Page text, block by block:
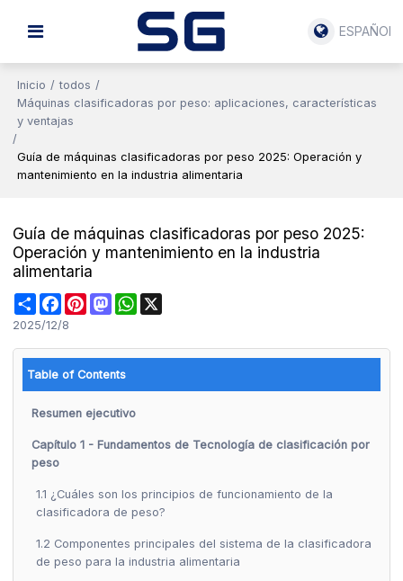
ESPAÑOL
Inicio / todos /
Máquinas clasificadoras por peso: aplicaciones, características
y ventajas
/
Guía de máquinas clasificadoras por peso 2025: Operación y
mantenimiento en la industria alimentaria
Guía de máquinas clasificadoras por peso 2025:
Operación y mantenimiento en la industria
alimentaria
ShareFacebookPinterestMastodonWhatsApp
2025/12/8
Table of Contents
Resumen ejecutivo
Capítulo 1 - Fundamentos de Tecnología de clasificación por
peso
1.1 ¿Cuáles son los principios de funcionamiento de la
clasificadora de peso?
1.2 Componentes principales del sistema de la clasificadora
de peso para la industria alimentaria